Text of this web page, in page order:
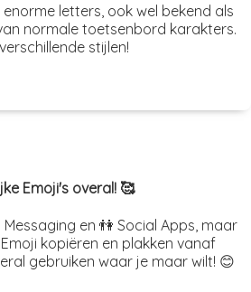
letters, ook wel bekend als
normale toetsenbord karakters.
stijlen!
Emoji's overal! 🥰
en 👫 Social Apps, maar
kopiëren en plakken vanaf
gebruiken waar je maar wilt! 😊